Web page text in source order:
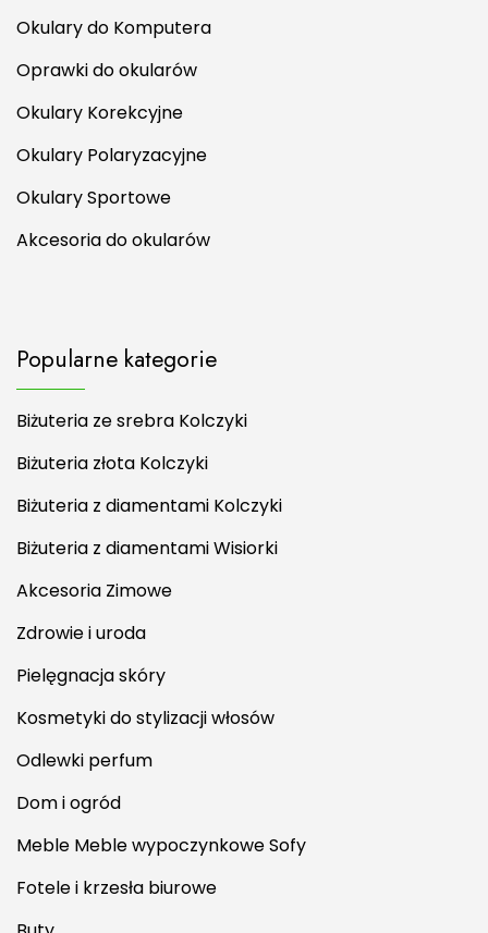
Okulary do Komputera
Oprawki do okularów
Okulary Korekcyjne
Okulary Polaryzacyjne
Okulary Sportowe
Akcesoria do okularów
Popularne kategorie
Biżuteria ze srebra Kolczyki
Biżuteria złota Kolczyki
Biżuteria z diamentami Kolczyki
Biżuteria z diamentami Wisiorki
Akcesoria Zimowe
Zdrowie i uroda
Pielęgnacja skóry
Kosmetyki do stylizacji włosów
Odlewki perfum
Dom i ogród
Meble Meble wypoczynkowe Sofy
Fotele i krzesła biurowe